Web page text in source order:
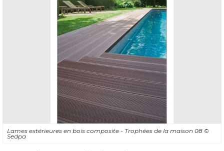
Lames extérieures en bois composite - Trophées de la maison 08 ©
Sedpa